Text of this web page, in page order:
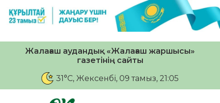
Жалағаш аудандық «Жалағаш жаршысы»
газетінің сайты
31°C, Жексенбі, 09 тамыз, 21:05